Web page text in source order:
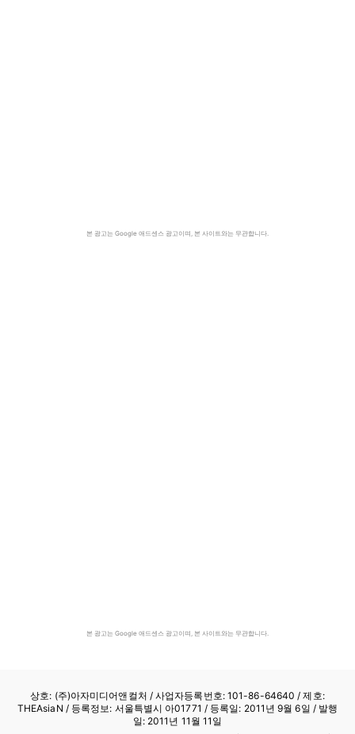
본 광고는 Google 애드센스 광고이며, 본 사이트와는 무관합니다.
본 광고는 Google 애드센스 광고이며, 본 사이트와는 무관합니다.
상호: (주)아자미디어앤컬처 /사업자등록번호: 101-86-64640 / 제호:
THEAsiaN / 등록정보: 서울특별시 아01771 / 등록일: 2011년 9월 6일 / 발행
일: 2011년 11월 11일